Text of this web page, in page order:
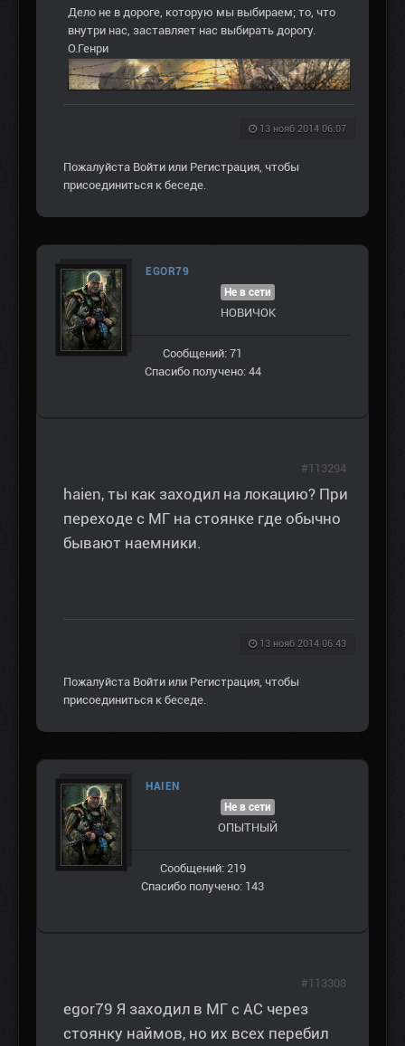
Дело не в дороге, которую мы выбираем; то, что
внутри нас, заставляет нас выбирать дорогу.
О.Генри
13 нояб 2014 06:07
Пожалуйста Войти или Регистрация, чтобы
присоединиться к беседе.
EGOR79
Не в сети
НОВИЧОК
Сообщений: 71
Спасибо получено: 44
haien, ты как заходил на локацию? При
переходе с МГ на стоянке где обычно
бывают наемники.
13 нояб 2014 06:43
#113294
Пожалуйста Войти или Регистрация, чтобы
присоединиться к беседе.
HAIEN
Не в сети
ОПЫТНЫЙ
Сообщений: 219
Спасибо получено: 143
egor79 Я заходил в МГ с АС через
стоянку наймов, но их всех перебил
#113308